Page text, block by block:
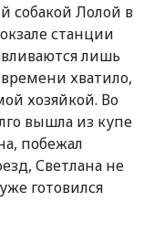
собакой Лолой в
станции
лишь
хватило,
хозяйкой. Во
вышла из купе
побежал
Светлана не
готовился